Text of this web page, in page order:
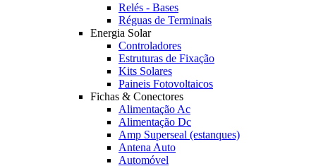
Relés - Bases
Réguas de Terminais
Energia Solar
Controladores
Estruturas de Fixação
Kits Solares
Paineis Fotovoltaicos
Fichas & Conectores
Alimentação Ac
Alimentação Dc
Amp Superseal (estanques)
Antena Auto
Automóvel